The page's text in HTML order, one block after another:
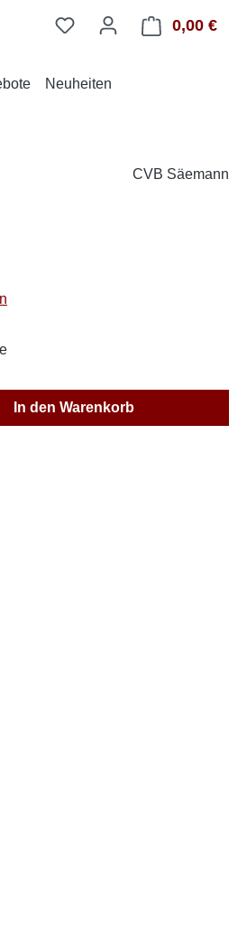
0,00 €
Neuheiten
CVB Säemann
Wert ein
In den Warenkorb